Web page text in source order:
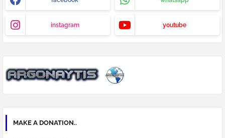
instagram youtube
MAKE A DONATION..